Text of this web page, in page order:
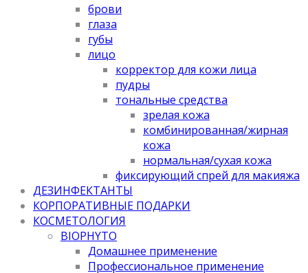
брови
глаза
губы
лицо
корректор для кожи лица
пудры
тональные средства
зрелая кожа
комбинированная/жирная
кожа
нормальная/cухая кожа
фиксирующий спрей для макияжа
ДЕЗИНФЕКТАНТЫ
КОРПОРАТИВНЫЕ ПОДАРКИ
КОСМЕТОЛОГИЯ
BIOPHYTO
Домашнее применение
Профессиональное применение